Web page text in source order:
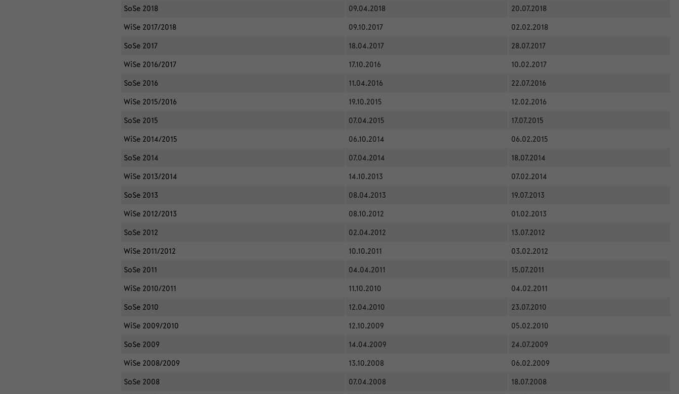
SoSe 2018
09.04.2018
20.07.2018
WiSe 2017/2018
09.10.2017
02.02.2018
SoSe 2017
18.04.2017
28.07.2017
WiSe 2016/2017
17.10.2016
10.02.2017
SoSe 2016
11.04.2016
22.07.2016
WiSe 2015/2016
19.10.2015
12.02.2016
SoSe 2015
07.04.2015
17.07.2015
WiSe 2014/2015
06.10.2014
06.02.2015
SoSe 2014
07.04.2014
18.07.2014
WiSe 2013/2014
14.10.2013
07.02.2014
SoSe 2013
08.04.2013
19.07.2013
WiSe 2012/2013
08.10.2012
01.02.2013
SoSe 2012
02.04.2012
13.07.2012
WiSe 2011/2012
10.10.2011
03.02.2012
SoSe 2011
04.04.2011
15.07.2011
WiSe 2010/2011
11.10.2010
04.02.2011
SoSe 2010
12.04.2010
23.07.2010
WiSe 2009/2010
12.10.2009
05.02.2010
SoSe 2009
14.04.2009
24.07.2009
WiSe 2008/2009
13.10.2008
06.02.2009
SoSe 2008
07.04.2008
18.07.2008